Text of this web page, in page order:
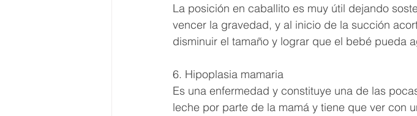
La posición en caballito es muy útil dejando
vencer la gravedad, y al inicio de la succión
disminuir el tamaño y lograr que el bebé pueda
6. Hipoplasia mamaria
Es una enfermedad y constituye una de las
leche por parte de la mamá y tiene que ver con